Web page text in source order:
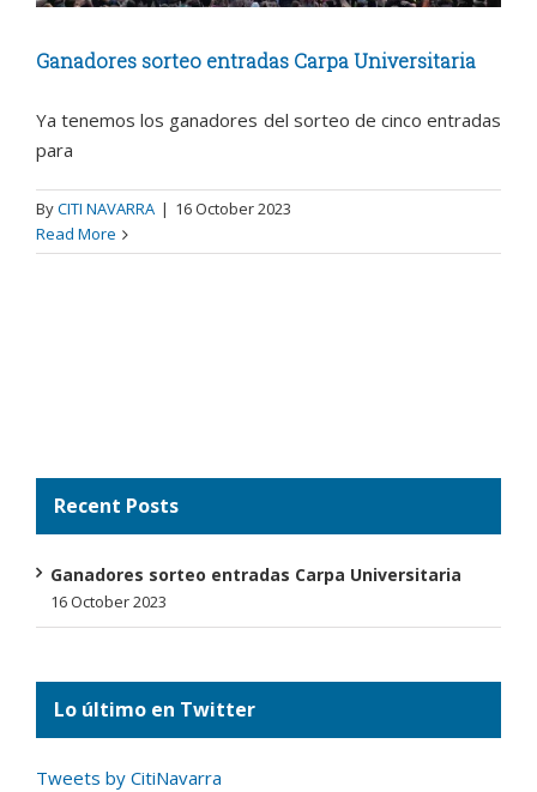
Ganadores sorteo entradas Carpa Universitaria
Ya tenemos los ganadores del sorteo de cinco entradas
para
ByCITI NAVARRA | 16 October 2023
Read More
Recent Posts
Ganadores sorteo entradas Carpa Universitaria
16 October 2023
Lo último en Twitter
Tweets by CitiNavarra